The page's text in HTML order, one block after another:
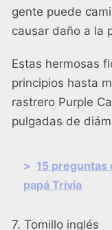
gente puede
causar daño a la
Estas hermosas
principios hasta
rastrero Purple
pulgadas de
> 15 preguntas
papá Trivia
7. Tomillo inglés